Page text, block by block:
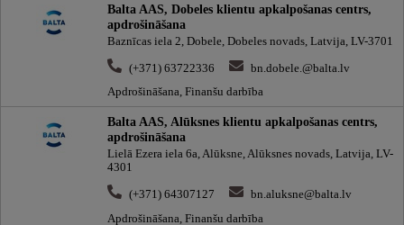
Balta AAS, Dobeles klientu apkalpošanas centrs,
apdrošināšana
Baznīcas iela 2, Dobele, Dobeles novads, Latvija, LV-3701
(+371) 63722336
bn.dobele.@balta.lv
Apdrošināšana, Finanšu darbība
Balta AAS, Alūksnes klientu apkalpošanas centrs,
apdrošināšana
Lielā Ezera iela 6a, Alūksne, Alūksnes novads, Latvija, LV-
4301
(+371) 64307127
bn.aluksne@balta.lv
Apdrošināšana, Finanšu darbība